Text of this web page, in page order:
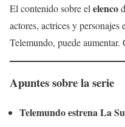
El contenido sobre el elenco
actores, actrices y personajes
Telemundo, puede
Apuntes sobre la serie
Telemundo estrenaLa